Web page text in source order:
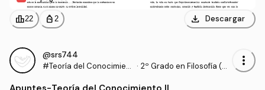
leaderboard22 personal_bag 2 download Descargar
@srs744
#Teoría del Conocimient
· 2º Grado en Filosofía (U
more_vert